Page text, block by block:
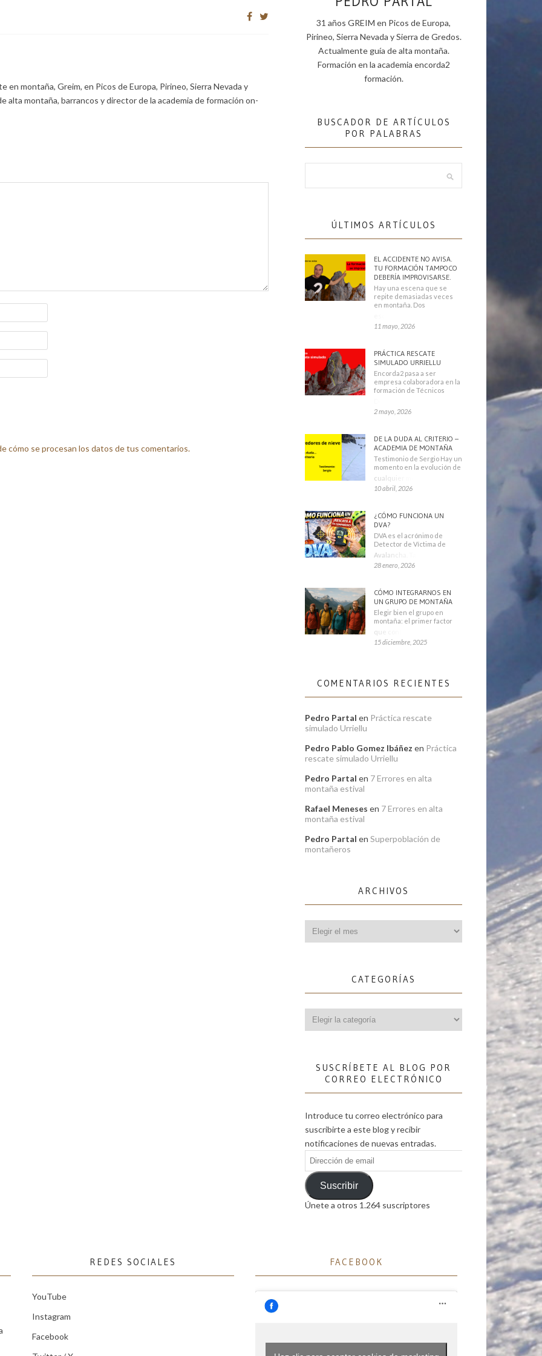
en montaña, Greim, en Picos de Europa, Pirineo, Sierra Nevada y
alta montaña, barrancos y director de la academia de formación on-
cómo se procesan los datos de tus comentarios.
31 años GREIM en Picos de Europa,
Pirineo, Sierra Nevada y Sierra de Gredos.
Actualmente guía de alta montaña.
Formación en la academia encorda2
formación.
BUSCADOR DE ARTÍCULOS
POR PALABRAS
ÚLTIMOS ARTÍCULOS
EL ACCIDENTE NO AVISA.
TU FORMACIÓN TAMPOCO
DEBERÍA IMPROVISARSE.
Hay una escena que se
repite demasiadas veces
en montaña. Dos
11 mayo, 2026
PRÁCTICA RESCATE
SIMULADO URRIELLU
Encorda2 pasa a ser
empresa colaboradora en la
formación de Técnicos
2 mayo, 2026
DE LA DUDA AL CRITERIO –
ACADEMIA DE MONTAÑA
Testimonio de Sergio Hay un
momento en la evolución de
cualquier montañero
10 abril, 2026
¿CÓMO FUNCIONA UN
DVA?
DVA es el acrónimo de
Detector de Víctima de
Avalancha. También se
28 enero, 2026
CÓMO INTEGRARNOS EN
UN GRUPO DE MONTAÑA
Elegir bien el grupo en
montaña: el primer factor
que condiciona tu
15 diciembre, 2025
COMENTARIOS RECIENTES
Pedro Partal en Práctica rescate
simulado Urriellu
Pedro Pablo Gomez Ibáñez en Práctica
rescate simulado Urriellu
Pedro Partal en 7 Errores en alta
montaña estival
Rafael Meneses en 7 Errores en alta
montaña estival
Pedro Partal en Superpoblación de
montañeros
ARCHIVOS
CATEGORÍAS
SUSCRÍBETE AL BLOG POR
CORREO ELECTRÓNICO
Introduce tu correo electrónico para
suscribirte a este blog y recibir
notificaciones de nuevas entradas.
Dirección
de
emailSuscribir
Únete a otros 1.264 suscriptores
REDES SOCIALES
YouTube
Instagram
Facebook
FACEBOOK